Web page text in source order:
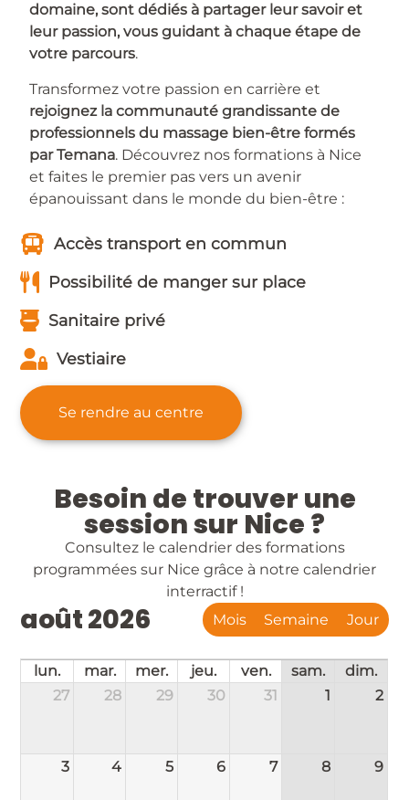
domaine, sont dédiés à partager leur savoir et
leur passion, vous guidant à chaque étape de
votre parcours.
Transformez votre passion en carrière et
rejoignez la communauté grandissante de
professionnels du massage bien-être formés
par Temana. Découvrez nos formations à Nice
et faites le premier pas vers un avenir
épanouissant dans le monde du bien-être :
Accès transport en commun
Possibilité de manger sur place
Sanitaire privé
Vestiaire
Se rendre au centre
Besoin de trouver une
session sur Nice ?
Consultez le calendrier des formations
programmées sur Nice grâce à notre calendrier
interractif !
août 2026 Mois Semaine Jour
lun. mar. mer. jeu. ven. sam.
dim.
27
28 29 30 31 1 2
3 4 5 6 7 8 9